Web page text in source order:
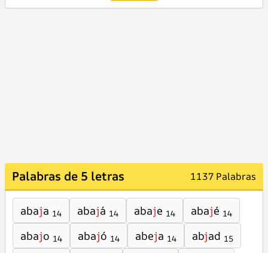
Palabras de 5 letras 1137 Palabras
abaja 14 abajá 14 abaje 14 abajé 14
abajo 14 abajó 14 abeja 14 abjad 15